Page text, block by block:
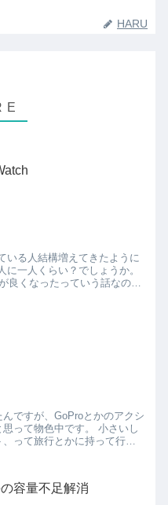
HARU
いる人結構増えてきたように
良くなったっていう話なの
ですが、GoProとかのアクシ
物色中です。 小さいし
って旅行とかに持って行く
容量不足解消